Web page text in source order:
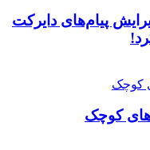
پیام‌های دایرکت
های کوچک